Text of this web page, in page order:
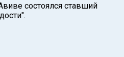
состоялся ставший